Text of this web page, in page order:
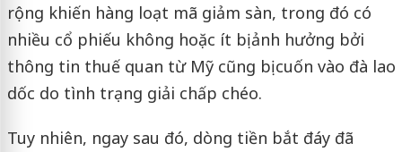
rộng khiến hàng loạt mã giảm sàn, trong đó có
nhiều cổ phiếu không hoặc ít bị ảnh hưởng bởi
thông tin thuế quan từ Mỹ cũng bị cuốn vào đà lao
dốc do tình trạng giải chấp chéo.
Tuy nhiên, ngay sau đó, dòng tiền bắt đáy đã